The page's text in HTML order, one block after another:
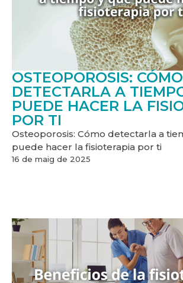
OSTEOPOROSIS: CÓMO
DETECTARLA A
PUEDE HACER LA
POR TI
Osteoporosis: Cómo detectarla a
puede hacer la fisioterapia por ti
16 de maig de 2025